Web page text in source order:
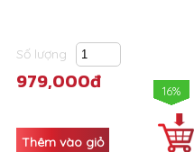
Số lượng
979,000đ 16%